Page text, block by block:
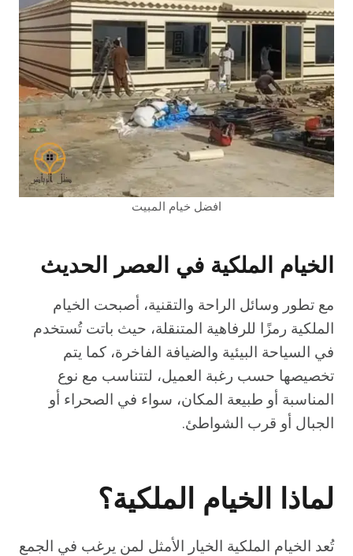
افضل خيام المبيت
الخيام الملكية في العصر الحديث
مع تطور وسائل الراحة والتقنية، أصبحت الخيام
الملكية رمزًا للرفاهية المتنقلة، حيث باتت تُستخدم
في السياحة البيئية والضيافة الفاخرة، كما يتم
تخصيصها حسب رغبة العميل، لتتناسب مع نوع
المناسبة أو طبيعة المكان، سواء في الصحراء أو
الجبال أو قرب الشواطئ.
لماذا الخيام الملكية؟
تُعد الخيام الملكية الخيار الأمثل لمن يرغب في الجمع